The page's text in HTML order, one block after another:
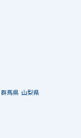
群馬県 山梨県